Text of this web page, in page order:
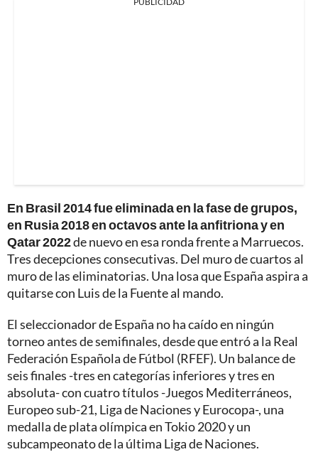
En Brasil 2014 fue eliminada en la fase de grupos,
en Rusia 2018 en octavos ante la anfitriona y en
Qatar 2022de nuevo en esa ronda frente a Marruecos.
Tres decepciones consecutivas. Del muro de cuartos al
muro de las eliminatorias. Una losa que España aspira a
quitarse con Luis de la Fuente al mando.
El seleccionador de España no ha caído en ningún
torneo antes de semifinales, desde que entró a la Real
Federación Española de Fútbol (RFEF). Un balance de
seis finales -tres en categorías inferiores y tres en
absoluta- con cuatro títulos -Juegos Mediterráneos,
Europeo sub-21, Liga de Naciones y Eurocopa-, una
medalla de plata olímpica en Tokio 2020 y un
subcampeonato de la última Liga de Naciones.